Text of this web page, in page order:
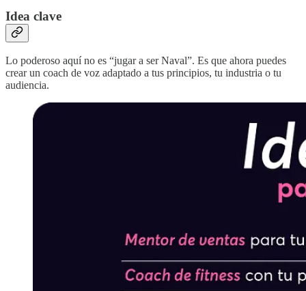
Idea clave
Lo poderoso aquí no es “jugar a ser Naval”. Es que ahora puedes
crear un coach de voz adaptado a tus principios, tu industria o tu
audiencia.